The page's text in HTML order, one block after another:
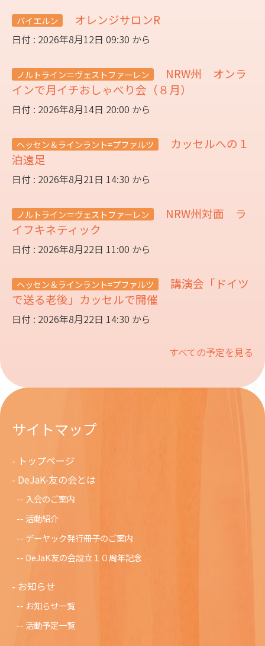
バイエルン オレンジサロンR
日付 : 2026年8月12日 09:30 から
ノルトライン＝ヴェストファーレン
NRW州 オンラ
インで月イチおしゃべり会（８月）
日付 : 2026年8月14日 20:00 から
ヘッセン＆ラインラント=プファルツ
カッセルへの１
泊遠足
日付 : 2026年8月21日 14:30 から
ノルトライン＝ヴェストファーレン
NRW州対面 ラ
イフキネティック
日付 : 2026年8月22日 11:00 から
ヘッセン＆ラインラント=プファルツ
講演会「ドイツ
で送る老後」カッセルで開催
日付 : 2026年8月22日 14:30 から
すべての予定を見る
サイトマップ
トップページ
DeJaK-友の会とは
入会のご案内
活動紹介
デーヤック発行冊子のご案内
DeJaK友の会設立１０周年記念
お知らせ
お知らせ一覧
活動予定一覧